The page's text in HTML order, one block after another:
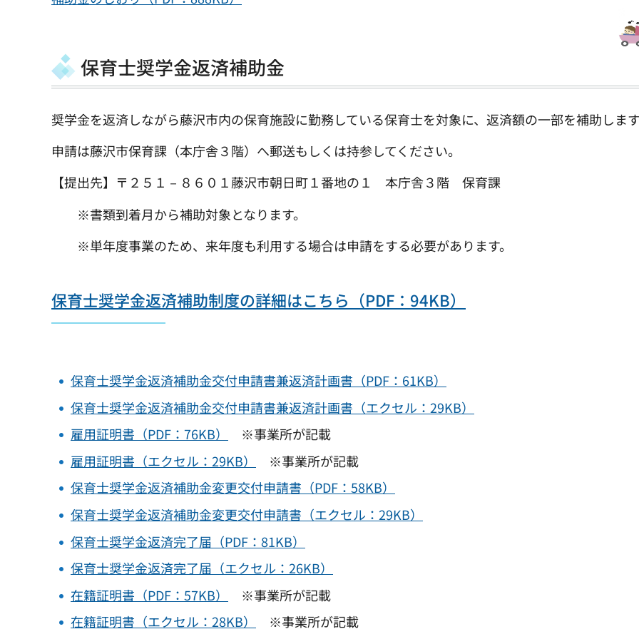
保育士奨学金返済補助金
奨学金を返済しながら藤沢市内の保育施設に勤務している保育士を対象に、返済額の一部を補助しま
申請は藤沢市保育課（本庁舎３階）へ郵送もしくは持参してください。
【提出先】〒２５１－８６０１藤沢市朝日町１番地の１ 本庁舎３階 保育課
※書類到着月から補助対象となります。
※単年度事業のため、来年度も利用する場合は申請をする必要があります。
保育士奨学金返済補助制度の詳細はこちら（PDF：94KB）
保育士奨学金返済補助金交付申請書兼返済計画書（PDF：61KB）
保育士奨学金返済補助金交付申請書兼返済計画書（エクセル：29KB）
雇用証明書（PDF：76KB）
※事業所が記載
雇用証明書（エクセル：29KB）
※事業所が記載
保育士奨学金返済補助金変更交付申請書（PDF：58KB）
保育士奨学金返済補助金変更交付申請書（エクセル：29KB）
保育士奨学金返済完了届（PDF：81KB）
保育士奨学金返済完了届（エクセル：26KB）
在籍証明書（PDF：57KB）
※事業所が記載
在籍証明書（エクセル：28KB）
※事業所が記載